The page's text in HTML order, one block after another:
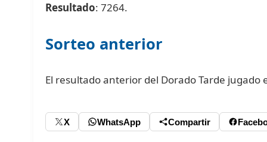
Resultado: 7264.
Sorteo anterior
El resultado anterior del Dorado Tarde
X WhatsApp Compartir